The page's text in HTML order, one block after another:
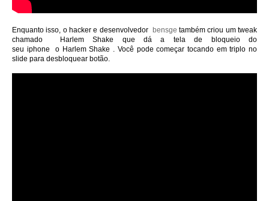
Enquanto isso, o hacker e desenvolvedor bensge também criou um tweak
chamado Harlem Shake que dá a tela de bloqueio do
seu iphone
o HarlemShake . Você pode começar tocando em triplo no
slide para desbloquear botão.